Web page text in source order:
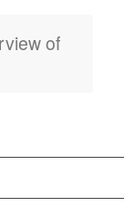
of